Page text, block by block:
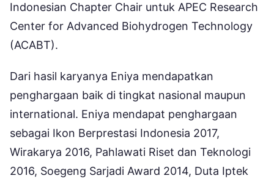
Indonesian Chapter Chair untuk APEC Research
Center for Advanced Biohydrogen Technology
(ACABT).
Dari hasil karyanya Eniya mendapatkan
penghargaan baik di tingkat nasional maupun
international. Eniya mendapat penghargaan
sebagai Ikon Berprestasi Indonesia 2017,
Wirakarya 2016, Pahlawati Riset dan Teknologi
2016, Soegeng Sarjadi Award 2014, Duta Iptek